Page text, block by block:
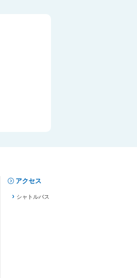
アクセス
シャトルバス